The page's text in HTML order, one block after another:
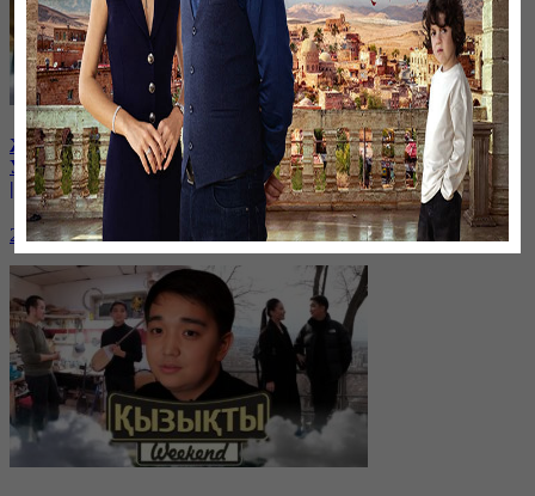
Жұлдызай Дүйсенбиева ажырасып кетті ме?
У.Әбдірайымовпен 6 жылдан кейінгі кездесуі
| Қызықты weekend
21 января, 17:00